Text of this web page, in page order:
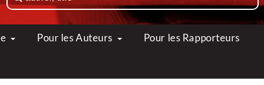
Pour les Auteurs Pour les Rapporteurs